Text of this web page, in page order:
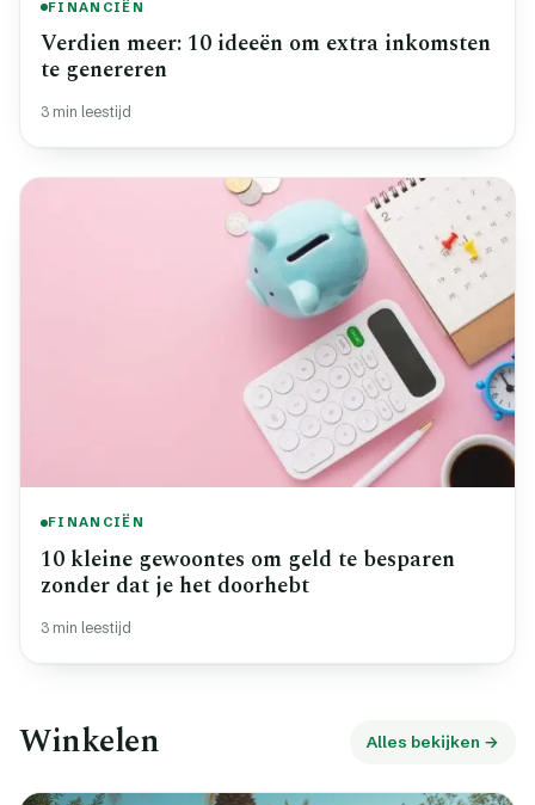
FINANCIËN
Verdien meer: 10 ideeën om extra inkomsten
te genereren
3 min leestijd
FINANCIËN
10 kleine gewoontes om geld te besparen
zonder dat je het doorhebt
3 min leestijd
Winkelen Alles bekijken →